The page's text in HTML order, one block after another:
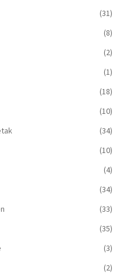
(31)
(8)
(2)
(1)
(18)
(10)
(34)
(10)
(4)
(34)
(33)
(35)
(3)
(2)